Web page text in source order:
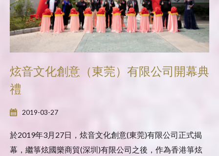
炫音文化創意（東莞）有限公司開幕典
禮
2019-03-27
於2019年3月27日，炫音文化創意(東莞)有限公司正式揭
幕，繼箏炫國樂商貿(深圳)有限公司之後，作為香港箏炫